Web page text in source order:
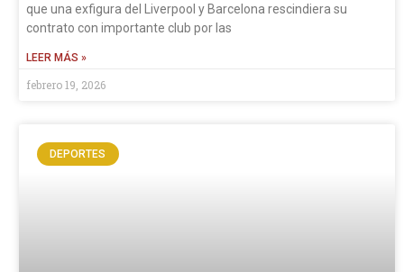
que una exfigura del Liverpool y Barcelona rescindiera su
contrato con importante club por las
LEER MÁS »
febrero 19, 2026
DEPORTES